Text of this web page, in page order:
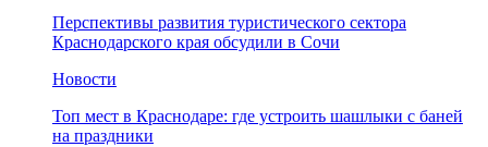
Перспективы развития туристического сектора
Краснодарского края обсудили в Сочи
Новости
Топ мест в Краснодаре: где устроить шашлыки с баней
на праздники